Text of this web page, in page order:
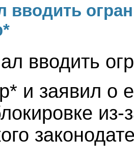
вводить
вводить
и заявил о